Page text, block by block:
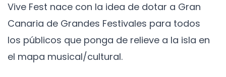
Vive Fest nace con la idea de dotar a Gran
Canaria de Grandes Festivales para todos
los públicos que ponga de relieve a la isla en
el mapa musical/cultural.